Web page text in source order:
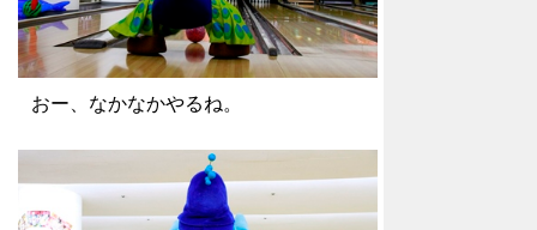
おー、なかなかやるね。